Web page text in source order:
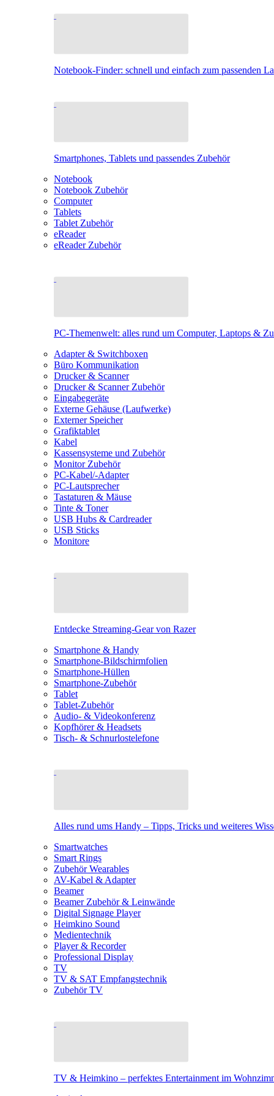
Notebook-Finder: schnell und einfach zum passenden
Smartphones, Tablets und passendes Zubehör
Notebook
Notebook Zubehör
Computer
Tablets
Tablet Zubehör
eReader
eReader Zubehör
PC-Themenwelt: alles rund um Computer, Laptops &
Adapter & Switchboxen
Büro Kommunikation
Drucker & Scanner
Drucker & Scanner Zubehör
Eingabegeräte
Externe Gehäuse (Laufwerke)
Externer Speicher
Grafiktablet
Kabel
Kassensysteme und Zubehör
Monitor Zubehör
PC-Kabel/-Adapter
PC-Lautsprecher
Tastaturen & Mäuse
Tinte & Toner
USB Hubs & Cardreader
USB Sticks
Monitore
Entdecke Streaming-Gear von Razer
Smartphone & Handy
Smartphone-Bildschirmfolien
Smartphone-Hüllen
Smartphone-Zubehör
Tablet
Tablet-Zubehör
Audio- & Videokonferenz
Kopfhörer & Headsets
Tisch- & Schnurlostelefone
Alles rund ums Handy – Tipps, Tricks und weiteres
Smartwatches
Smart Rings
Zubehör Wearables
AV-Kabel & Adapter
Beamer
Beamer Zubehör & Leinwände
Digital Signage Player
Heimkino Sound
Medientechnik
Player & Recorder
Professional Display
TV
TV & SAT Empfangstechnik
Zubehör TV
TV & Heimkino – perfektes Entertainment im